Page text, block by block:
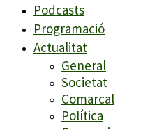
Podcasts
Programació
Actualitat
General
Societat
Comarcal
Política